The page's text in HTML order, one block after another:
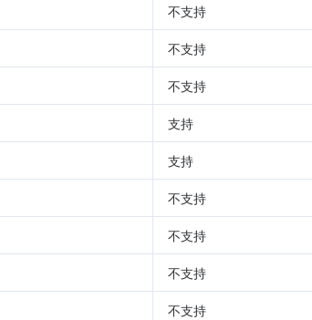
不支持
不支持
不支持
支持
支持
不支持
不支持
不支持
不支持